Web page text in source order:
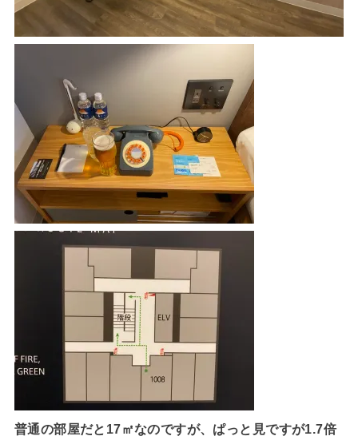
普通の部屋だと17㎡なのですが、ぱっと見ですが1.7倍